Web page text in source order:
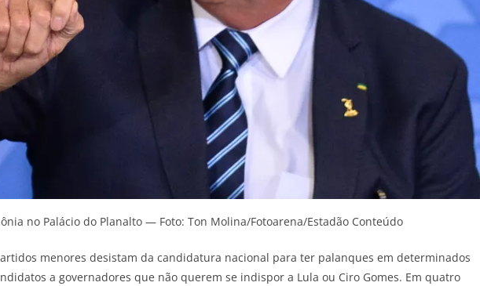
no Palácio do Planalto — Foto: Ton Molina/Fotoarena/Estadão Conteúdo
menores desistam da candidatura nacional para ter palanques em determinados
a governadores que não querem se indispor a Lula ou Ciro Gomes. Em quatro